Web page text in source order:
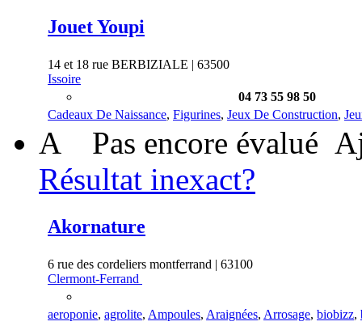
Jouet Youpi
14 et 18 rue BERBIZIALE | 63500
Issoire
04 73 55 98 50
Cadeaux De Naissance, Figurines, Jeux De Construction,
A Pas encore évalué
Résultat inexact?
Akornature
6 rue des cordeliers montferrand | 63100
Clermont-Ferrand
aeroponie, agrolite, Ampoules, Araignées, Arrosage, biobizz,